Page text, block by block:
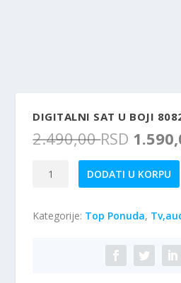
DIGITALNI SAT U BOJI
2.490,00RSD O
i
g
n
l
n
Boji
DODATI U KORPU
Kategorije: Top Ponuda,